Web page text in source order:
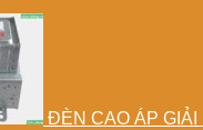
ĐÈN CAO ÁP GIẢI